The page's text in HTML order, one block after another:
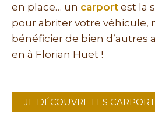
en place… un carport est la
pour abriter votre véhicule,
bénéficier de bien d’autres
en à Florian Huet !
JE DÉCOUVRE LES